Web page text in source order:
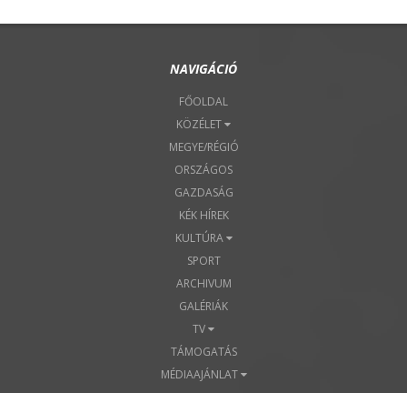
NAVIGÁCIÓ
FŐOLDAL
KÖZÉLET
MEGYE/RÉGIÓ
ORSZÁGOS
GAZDASÁG
KÉK HÍREK
KULTÚRA
SPORT
ARCHIVUM
GALÉRIÁK
TV
TÁMOGATÁS
MÉDIAAJÁNLAT